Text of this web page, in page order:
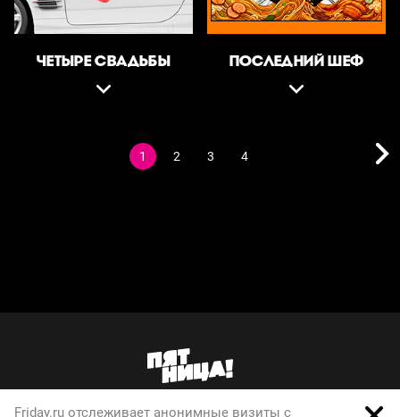
ЧЕТЫРЕ СВАДЬБЫ ПОСЛЕДНИЙ ШЕФ
1 2 3 4
Friday.ru отслеживает анонимные визиты с